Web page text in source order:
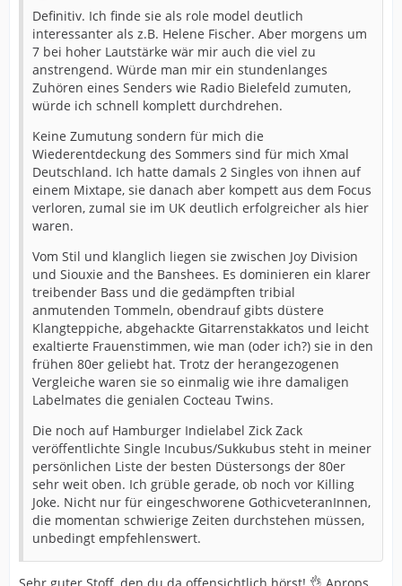
Definitiv. Ich finde sie als role model deutlich
interessanter als z.B. Helene Fischer. Aber morgens um
7 bei hoher Lautstärke wär mir auch die viel zu
anstrengend. Würde man mir ein stundenlanges
Zuhören eines Senders wie Radio Bielefeld zumuten,
würde ich schnell komplett durchdrehen.
Keine Zumutung sondern für mich die
Wiederentdeckung des Sommers sind für mich Xmal
Deutschland. Ich hatte damals 2 Singles von ihnen auf
einem Mixtape, sie danach aber kompett aus dem Focus
verloren, zumal sie im UK deutlich erfolgreicher als hier
waren.
Vom Stil und klanglich liegen sie zwischen Joy Division
und Siouxie and the Banshees. Es dominieren ein klarer
treibender Bass und die gedämpften tribial
anmutenden Tommeln, obendrauf gibts düstere
Klangteppiche, abgehackte Gitarrenstakkatos und leicht
exaltierte Frauenstimmen, wie man (oder ich?) sie in den
frühen 80er geliebt hat. Trotz der herangezogenen
Vergleiche waren sie so einmalig wie ihre damaligen
Labelmates die genialen Cocteau Twins.
Die noch auf Hamburger Indielabel Zick Zack
veröffentlichte Single Incubus/Sukkubus steht in meiner
persönlichen Liste der besten Düstersongs der 80er
sehr weit oben. Ich grüble gerade, ob noch vor Killing
Joke. Nicht nur für eingeschworene GothicveteranInnen,
die momentan schwierige Zeiten durchstehen müssen,
unbedingt empfehlenswert.
Sehr guter Stoff, den du da offensichtlich hörst! 👌 Aprops